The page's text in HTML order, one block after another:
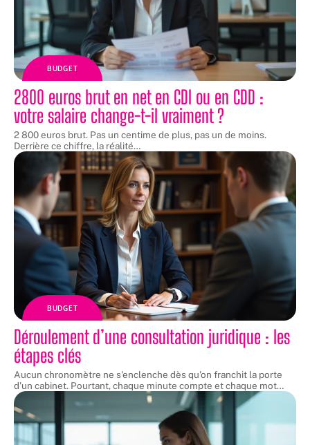
BUDGET
2800 euros brut en net en CDI ou en CDD :
votre salaire change-t-il vraiment ?
2 800 euros brut. Pas un centime de plus, pas un de moins.
Derrière ce chiffre, la réalité…
BUDGET
Déroulement d’une consultation juridique : les
étapes clés
Aucun chronomètre ne s'enclenche dès qu'on franchit la porte
d'un cabinet. Pourtant, chaque minute compte et chaque mot…